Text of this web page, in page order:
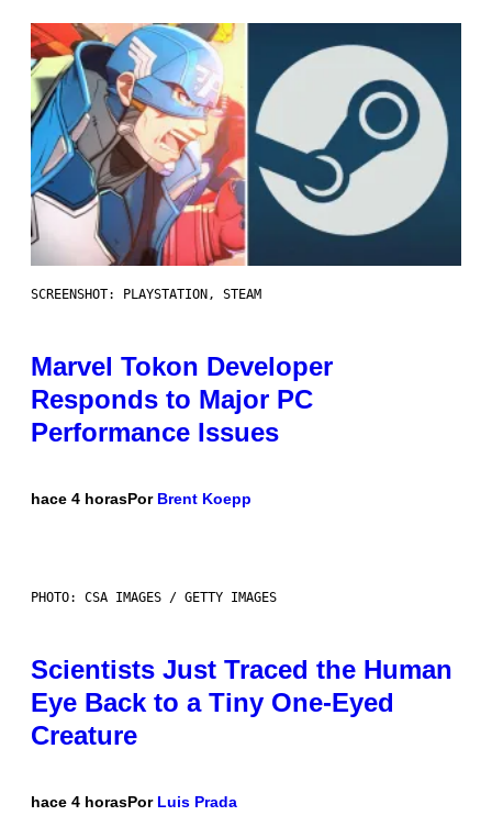
SCREENSHOT: PLAYSTATION, STEAM
Marvel Tokon Developer
Responds to Major PC
Performance Issues
hace 4 horasPor Brent Koepp
PHOTO: CSA IMAGES / GETTY IMAGES
Scientists Just Traced the Human
Eye Back to a Tiny One-Eyed
Creature
hace 4 horasPor Luis Prada